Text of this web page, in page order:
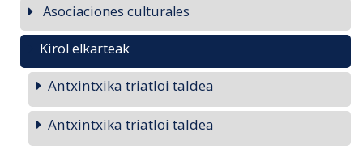
Asociaciones culturales
Kirol elkarteak
Antxintxika triatloi taldea
Antxintxika triatloi taldea